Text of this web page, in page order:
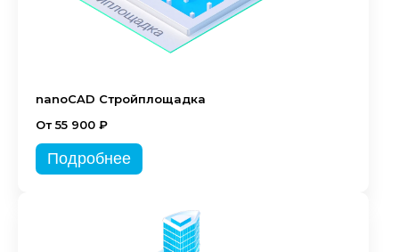
nanoCAD Стройплощадка
От 55 900 ₽
Подробнее